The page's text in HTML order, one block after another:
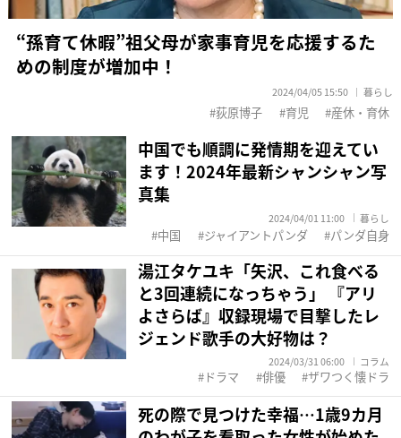
“孫育て休暇”祖父母が家事育児を応援するた
めの制度が増加中！
2024/04/05 15:50 暮らし
荻原博子 育児 産休・育休
中国でも順調に発情期を迎えてい
ます！2024年最新シャンシャン写
真集
2024/04/01 11:00 暮らし
中国 ジャイアントパンダ パンダ自身
湯江タケユキ「矢沢、これ食べる
と3回連続になっちゃう」 『アリ
よさらば』収録現場で目撃したレ
ジェンド歌手の大好物は？
2024/03/31 06:00 コラム
ドラマ 俳優 ザワつく懐ドラ
死の際で見つけた幸福…1歳9カ月